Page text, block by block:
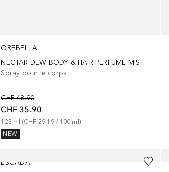
OREBELLA
NECTAR DEW BODY & HAIR PERFUME MIST
Spray pour le corps
CHF 48.90
CHF 35.90
123 ml (CHF 29.19 / 100 ml)
NEW
ESCADA